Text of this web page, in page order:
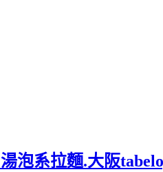
泡系拉麵.大阪